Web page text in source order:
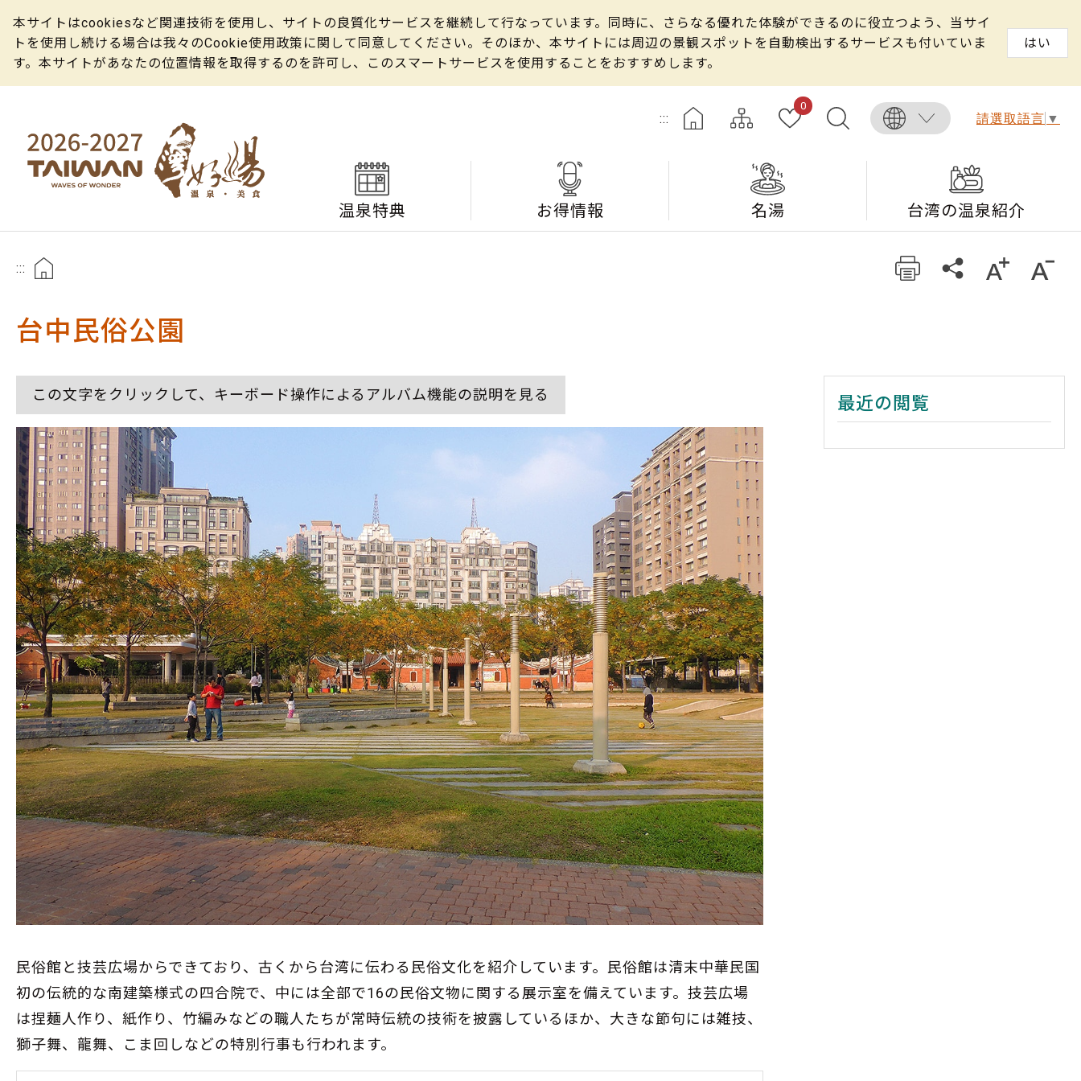
本サイトはcookiesなど関連技術を使用し、サイトの良質化サービスを継続して行なっています。同時に、さらなる優れた体験ができるのに役立つよう、当サイ
トを使用し続ける場合は我々のCookie使用政策に関して同意してください。そのほか、本サイトには周辺の景観スポットを自動検出するサービスも付いていま
す。本サイトがあなたの位置情報を取得するのを許可し、このスマートサービスを使用することをおすすめします。
はい
:::
0
請選取語言 ▼
温泉特典 お得情報 名湯 台湾の温泉紹介
:::
台中民俗公園
この文字をクリックして、キーボード操作によるアルバム機能の説明を見る
民俗館と技芸広場からできており、古くから台湾に伝わる民俗文化を紹介しています。民俗館は清末中華民国
初の伝統的な南建築様式の四合院で、中には全部で16の民俗文物に関する展示室を備えています。技芸広場
は捏麺人作り、紙作り、竹編みなどの職人たちが常時伝統の技術を披露しているほか、大きな節句には雑技、
獅子舞、龍舞、こま回しなどの特別行事も行われます。
最近の閲覧